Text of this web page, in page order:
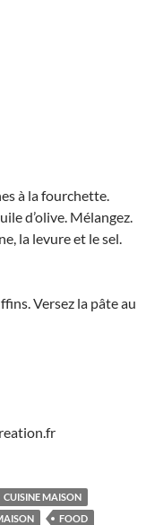
à la fourchette.
d’olive. Mélangez.
la levure et le sel.
Versez la pâte au
CUISINE MAISON
FOOD